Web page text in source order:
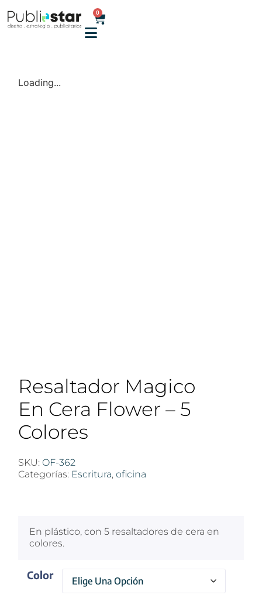
0
Loading...
Resaltador Magico
En Cera Flower – 5
Colores
SKU: OF-362
Categorías: Escritura, oficina
En plástico, con 5 resaltadores de cera en
colores.
Color